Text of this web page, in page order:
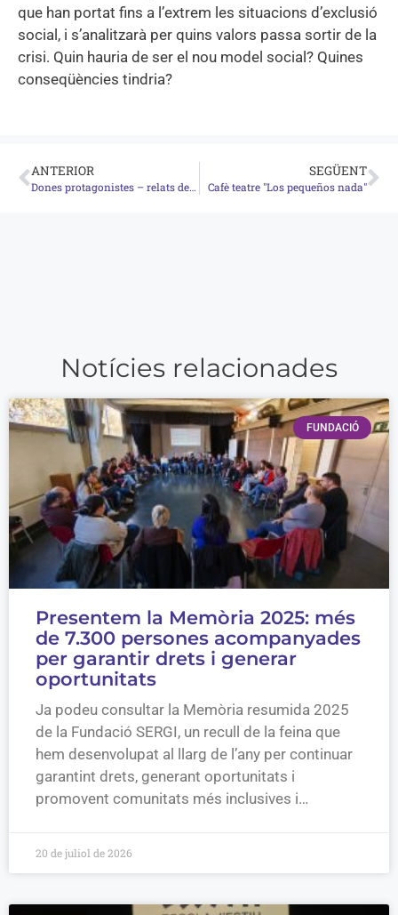
que han portat fins a l’extrem les situacions d’exclusió
social, i s’analitzarà per quins valors passa sortir de la
crisi. Quin hauria de ser el nou model social? Quines
conseqüències tindria?
ANTERIOR
Dones protagonistes – relats de vida
SEGÜENT
Cafè teatre "Los pequeños nada"
Notícies relacionades
FUNDACIÓ
Presentem la Memòria 2025: més
de 7.300 persones acompanyades
per garantir drets i generar
oportunitats
Ja podeu consultar la Memòria resumida 2025
de la Fundació SERGI, un recull de la feina que
hem desenvolupat al llarg de l’any per continuar
garantint drets, generant oportunitats i
promovent comunitats més inclusives i…
20 de juliol de 2026